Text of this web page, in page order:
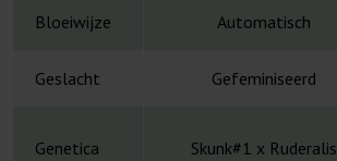
Bloeiwijze Automatisch
Geslacht Gefeminiseerd
Genetica Skunk#1 x Ruderalis